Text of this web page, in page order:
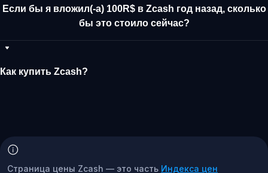
Если бы я вложил(-а) 100R$ в Zcash год назад, сколько
бы это стоило сейчас?
Как купить Zcash?
Страница цены Zcash — это часть Индекса цен